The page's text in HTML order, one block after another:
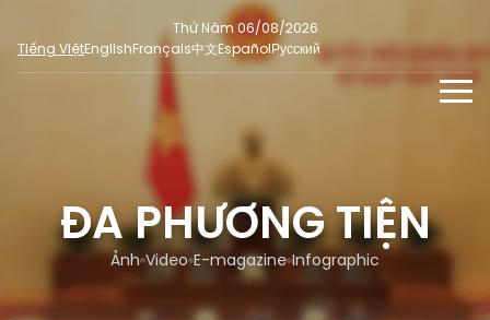
Thứ Năm 06/08/2026
Tiếng ViệtEnglishFrançais中文EspañolРусский
TIN TỨC - SỰ KIỆN
Phỏng vấn - Nhận định
Ý kiến cử tri
Người đại biểu nhân dân
ĐA PHƯƠNG TIỆN
Ảnh
DÀNH CHO BÁO CHÍ
MẠNG XÃ HỘI
ĐA PHƯƠNG TIỆN
Ảnh Video E-magazine Infographic